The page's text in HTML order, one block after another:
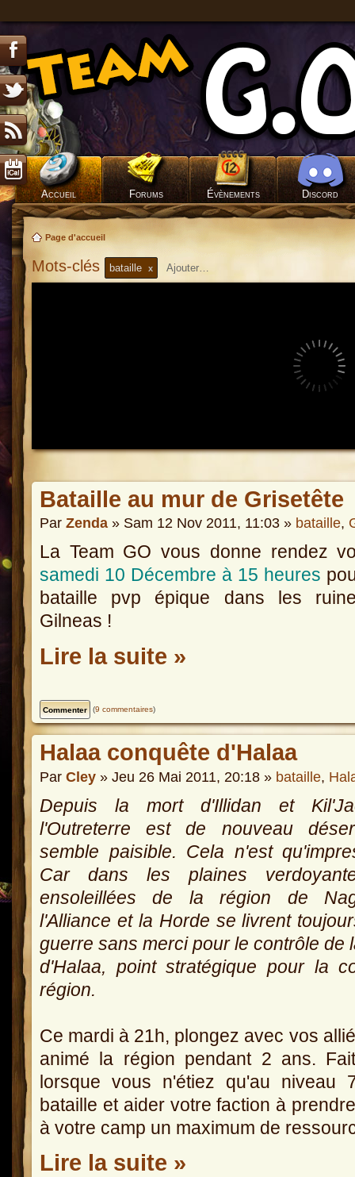
Accueil Forums Évènements Discord
Page d'accueil
Mots-clés bataille x
Bataille au mur de Grisetête
Par Zenda » Sam 12 Nov 2011, 11:03 » bataille,
La Team GO vous donne rendez
samedi 10 Décembre à 15 heures
bataille pvp épique dans les
Gilneas !
Lire la suite »
(9 commentaires)
Halaa conquête d'Halaa
Par Cley » Jeu 26 Mai 2011, 20:18 » bataille,
Depuis la mort d'Illidan et
l'Outreterre est de nouveau
semble paisible. Cela n'est
Car dans les plaines
ensoleillées de la région de
l'Alliance et la Horde se livrent
guerre sans merci pour le contrôle de
d'Halaa, point stratégique pour la
région.
Ce mardi à 21h, plongez avec vos
animé la région pendant 2 ans.
lorsque vous n'étiez qu'au niveau
bataille et aider votre faction à
à votre camp un maximum de
Lire la suite »